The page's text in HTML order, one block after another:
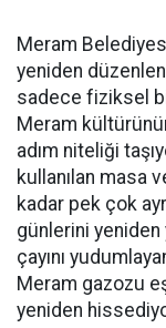
Meram
yeniden
sadece fiziksel
Meram
adım niteliği
kullanılan masa
kadar pek çok
günlerini
çayını
Meram gazozu
yeniden